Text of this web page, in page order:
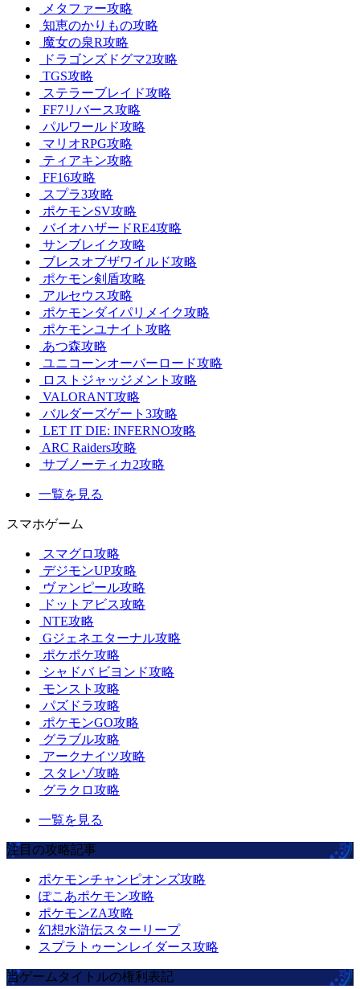
メタファー攻略
知恵のかりもの攻略
魔女の泉R攻略
ドラゴンズドグマ2攻略
TGS攻略
ステラーブレイド攻略
FF7リバース攻略
パルワールド攻略
マリオRPG攻略
ティアキン攻略
FF16攻略
スプラ3攻略
ポケモンSV攻略
バイオハザードRE4攻略
サンブレイク攻略
ブレスオブザワイルド攻略
ポケモン剣盾攻略
アルセウス攻略
ポケモンダイパリメイク攻略
ポケモンユナイト攻略
あつ森攻略
ユニコーンオーバーロード攻略
ロストジャッジメント攻略
VALORANT攻略
バルダーズゲート3攻略
LET IT DIE: INFERNO攻略
ARC Raiders攻略
サブノーティカ2攻略
一覧を見る
スマホゲーム
スマグロ攻略
デジモンUP攻略
ヴァンピール攻略
ドットアビス攻略
NTE攻略
Gジェネエターナル攻略
ポケポケ攻略
シャドバ ビヨンド攻略
モンスト攻略
パズドラ攻略
ポケモンGO攻略
グラブル攻略
アークナイツ攻略
スタレゾ攻略
グラクロ攻略
一覧を見る
注目の攻略記事
ポケモンチャンピオンズ攻略
ぽこあポケモン攻略
ポケモンZA攻略
幻想水滸伝スターリープ
スプラトゥーンレイダース攻略
当ゲームタイトルの権利表記